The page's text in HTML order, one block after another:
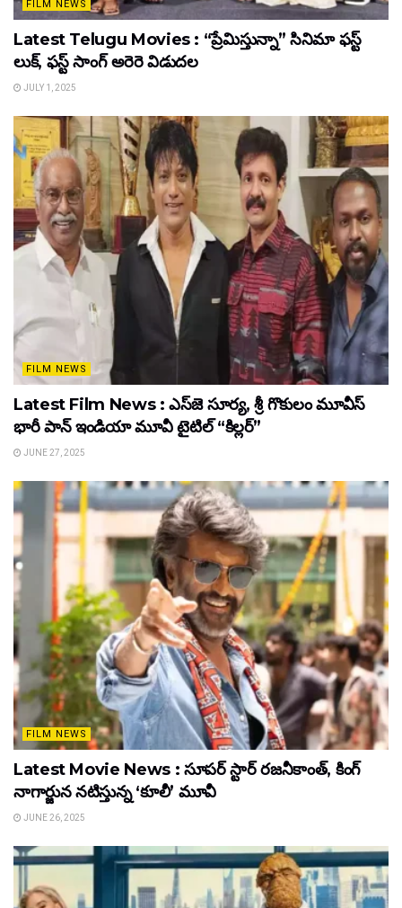
FILM NEWS
Latest Telugu Movies : “ప్రేమిస్తున్నా” సినిమా ఫస్ట్
లుక్, ఫస్ట్ సాంగ్ అరెరె విడుదల
JULY 1, 2025
FILM NEWS
Latest Film News : ఎస్‌జె సూర్య, శ్రీ గొకులం మూవీస్‌
భారీ పాన్‌ ఇండియా మూవీ టైటిల్ “కిల్లర్”
JUNE 27, 2025
FILM NEWS
Latest Movie News : సూపర్ స్టార్ రజనీకాంత్, కింగ్
నాగార్జున నటిస్తున్న ‘కూలీ’ మూవీ
JUNE 26, 2025